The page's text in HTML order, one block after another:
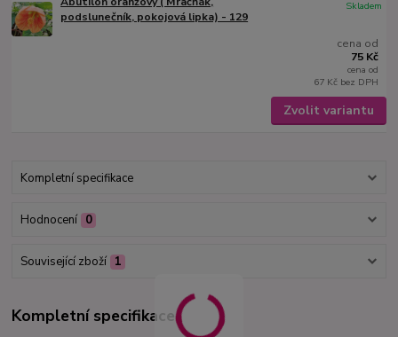
podslunečník, pokojová lipka) - 129
cena od
75 Kč
cena od
67 Kč bez DPH
Skladem
Zvolit variantu
Kompletní specifikace
Hodnocení 0
Související zboží 1
Kompletní specifikace